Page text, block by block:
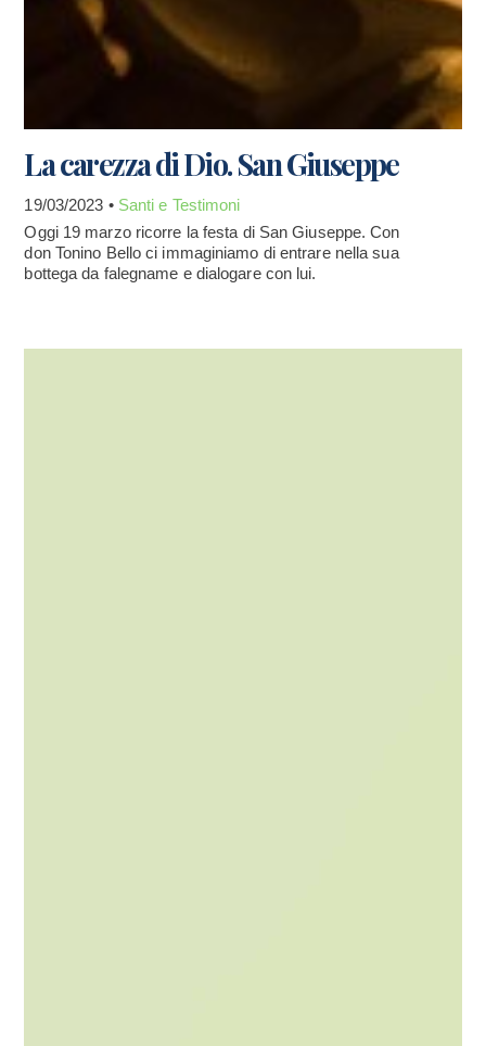
La carezza di Dio. San Giuseppe
19/03/2023 • Santi e Testimoni
Oggi 19 marzo ricorre la festa di San Giuseppe. Con
don Tonino Bello ci immaginiamo di entrare nella sua
bottega da falegname e dialogare con lui.